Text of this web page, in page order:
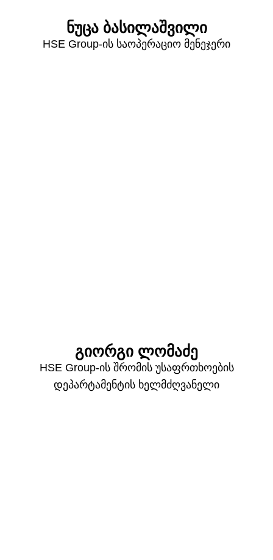
ნუცა ბასილაშვილი
HSE Group-ის საოპერაციო მენეჯერი
გიორგი ლომაძე
HSE Group-ის შრომის უსაფრთხოების
დეპარტამენტის ხელმძღვანელი